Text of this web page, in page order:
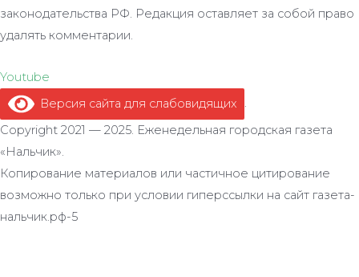
законодательства РФ. Редакция оставляет за собой право
удалять комментарии.
Youtube
Версия сайта для слабовидящих
.
Copyright 2021 — 2025. Еженедельная городская газета
«Нальчик».
Копирование материалов или частичное цитирование
возможно только при условии гиперссылки на сайт газета-
нальчик.рф-5